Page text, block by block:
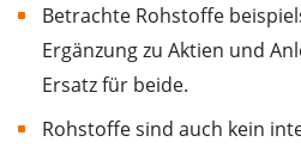
Betrachte Rohstoffe
Ergänzung zu Aktien und
Ersatz für beide.
Rohstoffe sind auch kein